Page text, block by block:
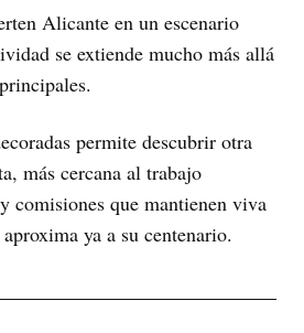
Alicante en un escenario
se extiende mucho más allá
permite descubrir otra
más cercana al trabajo
comisiones que mantienen viva
ya a su centenario.